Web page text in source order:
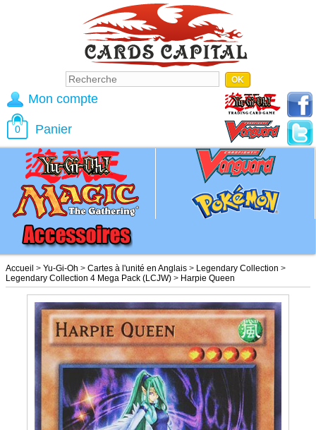
Accueil > Yu-Gi-Oh > Cartes à l'unité en Anglais > Legendary Collection >
Legendary Collection 4 Mega Pack (LCJW) > Harpie Queen
Mon compte
0 Panier